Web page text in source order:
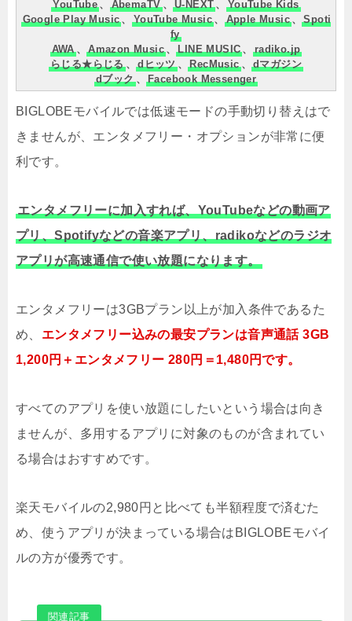
YouTube 、 AbemaTV 、 U-NEXT 、
YouTube Kids
Google Play Music 、 YouTube Music 、 Apple Music 、
Spoti
fy
AWA 、 Amazon Music 、 LINE MUSIC 、
radiko.jp
らじる★らじる 、 dヒッツ 、 RecMusic 、
dマガジン
dブック 、 Facebook Messenger
BIGLOBEモバイルでは低速モードの手動切り替えはで
きませんが、エンタメフリー・オプションが非常に便
利です。
エンタメフリーに加入すれば、YouTubeなどの動画ア
プリ、Spotifyなどの音楽アプリ、radikoなどのラジオ
アプリが高速通信で使い放題になります。
エンタメフリーは3GBプラン以上が加入条件であるた
め、 エンタメフリー込みの最安プランは音声通話 3GB
1,200円＋エンタメフリー 280円＝1,480円です。
すべてのアプリを使い放題にしたいという場合は向き
ませんが、多用するアプリに対象のものが含まれてい
る場合はおすすめです。
楽天モバイルの2,980円と比べても半額程度で済むた
め、使うアプリが決まっている場合はBIGLOBEモバイ
ルの方が優秀です。